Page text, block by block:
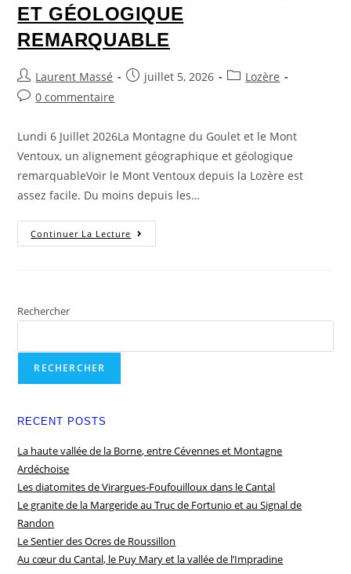
ET GÉOLOGIQUE
REMARQUABLE
Laurent Massé juillet 5, 2026
Lozère
0 commentaire
Lundi 6 Juillet 2026La Montagne du Goulet et le Mont
Ventoux, un alignement géographique et géologique
remarquableVoir le Mont Ventoux depuis la Lozère est
assez facile. Du moins depuis les…
Continuer La Lecture
Rechercher
RECHERCHER
RECENT POSTS
La haute vallée de la Borne, entre Cévennes et Montagne
Ardéchoise
Les diatomites de Virargues-Foufouilloux dans le Cantal
Le granite de la Margeride au Truc de Fortunio et au Signal de
Randon
Le Sentier des Ocres de Roussillon
Au cœur du Cantal, le Puy Mary et la vallée de l’Impradine